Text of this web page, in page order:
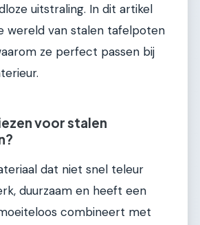
uitstraling. In dit artikel
wereld van stalen tafelpoten
ze perfect passen bij
voor stalen
dat niet snel teleur
duurzaam en heeft een
combineert met